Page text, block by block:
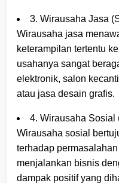
3. Wirausaha Jasa
Wirausaha jasa
keterampilan tertentu
usahanya sangat
elektronik, salon
atau jasa desain grafis.
4. Wirausaha Sosial
Wirausaha sosial
terhadap
menjalankan bisnis
dampak positif yang